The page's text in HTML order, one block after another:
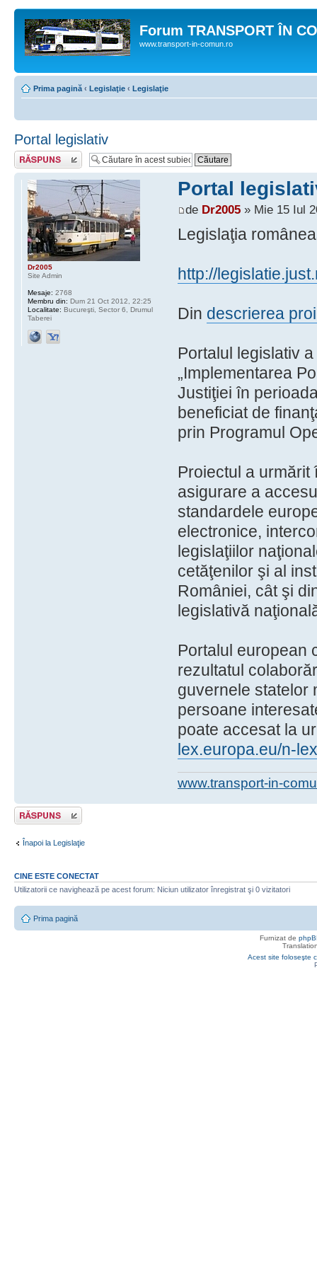
Forum TRANSPORT ÎN
www.transport-in-comun.ro
Prima pagină ‹ Legislaţie ‹ Legislaţie
Portal legislativ
Răspunde
Portal
de Dr2005» Mie 15 Iul
Legislaţia
http://
Din descrierea
Portalul legislativ
„Implementarea
Justiţiei în
beneficiat de
prin Programul
Proiectul a
asigurare a
standardele
electronice,
legislaţiilor
cetăţenilor şi al
României, cât şi
legislativă
Portalul european
rezultatul
guvernele statelor
persoane
poate accesat la
lex.europa.eu/n-
www.transport-in-
Dr2005
Site Admin
Mesaje: 2768
Membru din: Dum 21 Oct 2012, 22:25
Localitate: Bucureşti, Sector 6, Drumul
Taberei
Răspunde
Înapoi la Legislaţie
CINE ESTE CONECTAT
Utilizatorii ce navighează pe acest forum: Niciun utilizator înregistrat şi 0 vizitatori
Prima pagină
Furnizat de
Acest site foloseşte